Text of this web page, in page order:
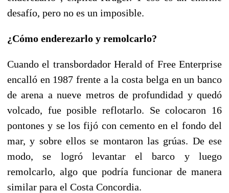
desafío, pero no es un imposible.
¿Cómo enderezarlo y remolcarlo?
Cuando el transbordador Herald of Free Enterprise
encalló en 1987 frente a la costa belga en un banco
de arena a nueve metros de profundidad y quedó
volcado, fue posible reflotarlo. Se colocaron 16
pontones y se los fijó con cemento en el fondo del
mar, y sobre ellos se montaron las grúas. De ese
modo, se logró levantar el barco y luego
remolcarlo, algo que podría funcionar de manera
similar para el Costa Concordia.